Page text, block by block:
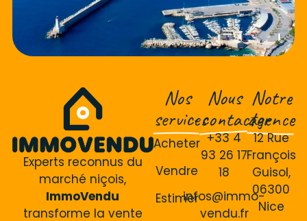
Experts reconnus du
marché niçois,
ImmoVendu
transforme la vente
Nos
services
Acheter
Vendre
Estimer
Nous
contacter
+33 4
93 26 17
18
infos@immo-
vendu.fr
Notre
agence
12 Rue
François
Guisol,
06300
Nice